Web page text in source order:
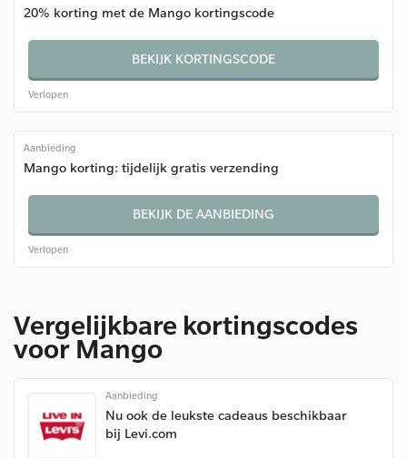
20% korting met de Mango kortingscode
BEKIJK KORTINGSCODE
Verlopen
Aanbieding
Mango korting: tijdelijk gratis verzending
BEKIJK DE AANBIEDING
Verlopen
Vergelijkbare kortingscodes
voor Mango
Aanbieding
Nu ook de leukste cadeaus beschikbaar
bij Levi.com